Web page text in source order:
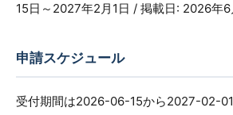
15日～2027年2月1日 / 掲載日: 2026年6
申請スケジュール
受付期間は2026-06-15から2027-02-